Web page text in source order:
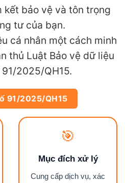
kết bảo vệ và tôn trọng
tư của bạn.
cá nhân một cách minh
thủ Luật Bảo vệ dữ liệu
2025/QH15.
91/2025/QH15
🎯
Mục đích xử lý
Cung cấp dịch vụ, xác